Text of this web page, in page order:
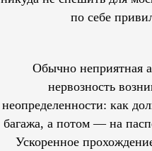
по себе
Обычно неприятная
нервозность
неопределенности: как
багажа, а потом — на
Ускоренное